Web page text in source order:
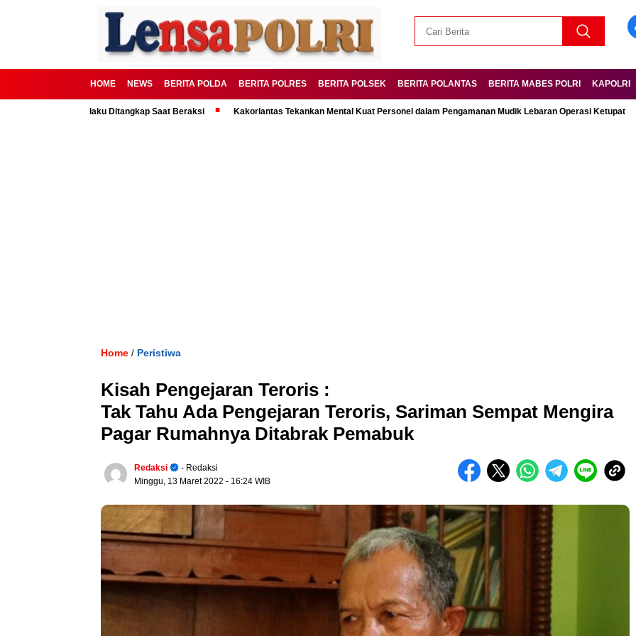
HOME NEWS BERITA POLDA BERITA POLRES BERITA POLSEK BERITA POLANTAS BERITA MABES POLRI KAPOLRI
Kota, 2 Pelaku Ditangkap Saat Beraksi Kakorlantas Tekankan Mental Kuat Personel dalam Pengamanan Mudik Lebaran Operasi Ketupat
Home / Peristiwa
Kisah Pengejaran Teroris :
Tak Tahu Ada Pengejaran Teroris, Sariman Sempat Mengira
Pagar Rumahnya Ditabrak Pemabuk
Redaksi
- Redaksi
Minggu, 13 Maret 2022 - 16:24 WIB